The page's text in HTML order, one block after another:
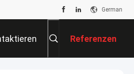
German
Referenzen